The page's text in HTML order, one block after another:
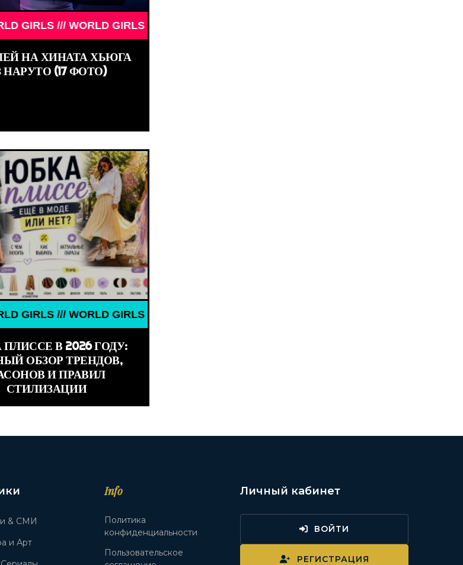
WORLD GIRLS /// ДЕВУШКИ ЗНАМЕНИТОСТИ ///
WORLD GIRLS /// WORLD GIRLS ///
НА ХИНАТА ХЬЮГА
НАРУТО (17 ФОТО)
WORLD GIRLS /// WORLD GIRLS ///
В 2026 ГОДУ:
ОБЗОР ТРЕНДОВ,
И ПРАВИЛ
СТИЛИЗАЦИИ
& СМИ
и Арт
Info
Политика
конфиденциальности
Пользовательское
Личный кабинет
ВОЙТИ
РЕГИСТРАЦИЯ